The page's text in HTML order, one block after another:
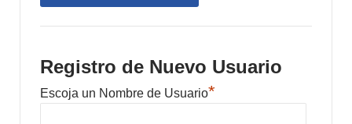
Registro de Nuevo Usuario
Escoja un Nombre de Usuario*